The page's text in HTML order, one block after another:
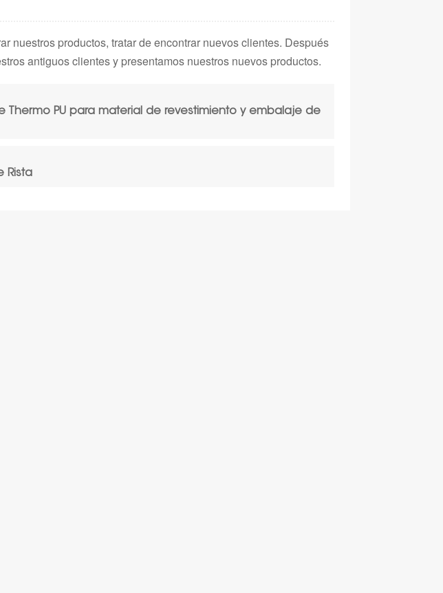
nuestros productos, tratar de encontrar nuevos clientes. Después
antiguos clientes y presentamos nuestros nuevos productos.
Thermo PU para material de revestimiento y embalaje de
Rista